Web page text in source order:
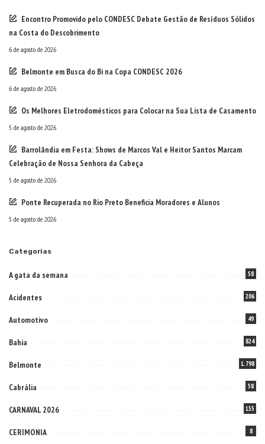
Encontro Promovido pelo CONDESC Debate Gestão de Resíduos Sólidos
na Costa do Descobrimento
6 de agosto de 2026
Belmonte em Busca do Bi na Copa CONDESC 2026
6 de agosto de 2026
Os Melhores Eletrodomésticos para Colocar na Sua Lista de Casamento
5 de agosto de 2026
Barrolândia em Festa: Shows de Marcos Val e Heitor Santos Marcam
Celebração de Nossa Senhora da Cabeça
5 de agosto de 2026
Ponte Recuperada no Rio Preto Beneficia Moradores e Alunos
5 de agosto de 2026
Categorias
A gata da semana 58
Acidentes 206
Automotivo 49
Bahia 824
Belmonte 1.798
Cabrália 58
CARNAVAL 2026 155
CERIMONIA 8